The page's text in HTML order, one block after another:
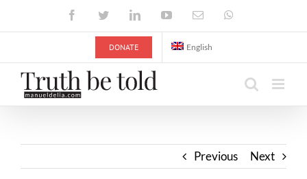
FacebookTwitterLinkedInYouTubeEmail
DONATE English
Previous Next